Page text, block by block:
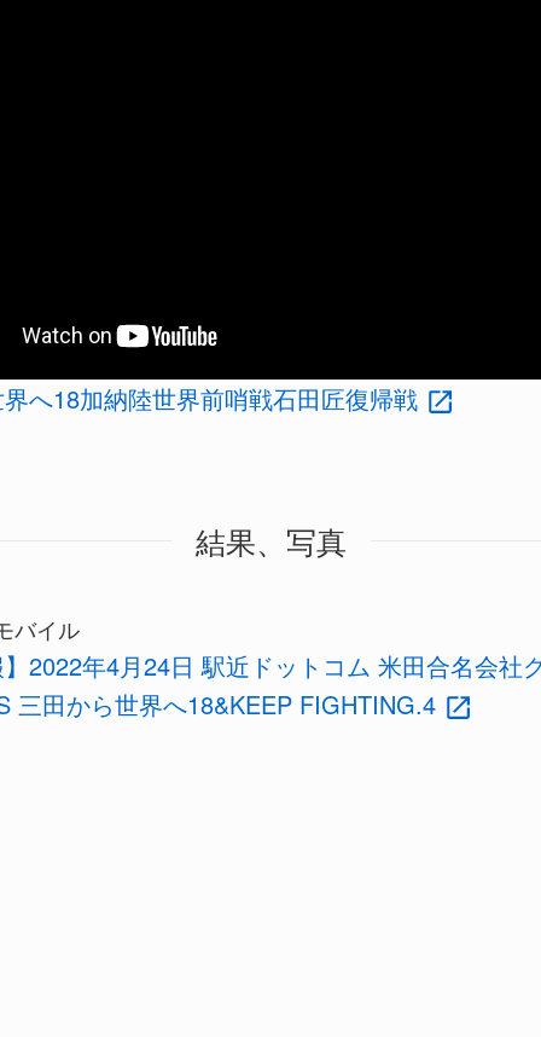
へ18加納陸世界前哨戦石田匠復帰戦
結果、写真
バイル
2022年4月24日 駅近ドットコム 米田合名会社
三田から世界へ18&KEEP FIGHTING.4